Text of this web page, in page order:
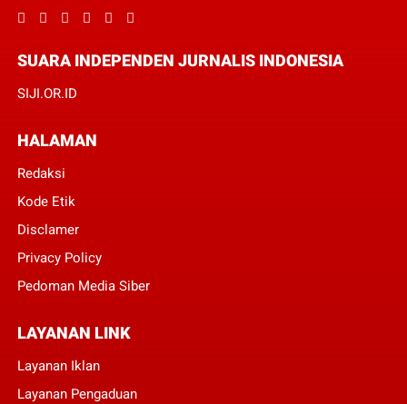
SUARA INDEPENDEN JURNALIS INDONESIA
SIJI.OR.ID
HALAMAN
Redaksi
Kode Etik
Disclamer
Privacy Policy
Pedoman Media Siber
LAYANAN LINK
Layanan Iklan
Layanan Pengaduan